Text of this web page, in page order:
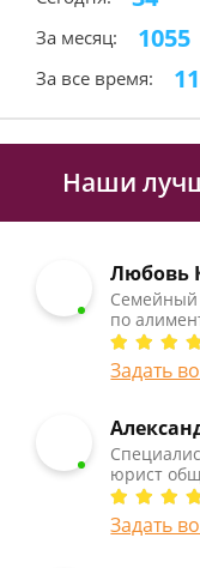
За месяц: 1055
За все время:
Наши
Любовь
Семейный
по
Задать
юрист
Задать